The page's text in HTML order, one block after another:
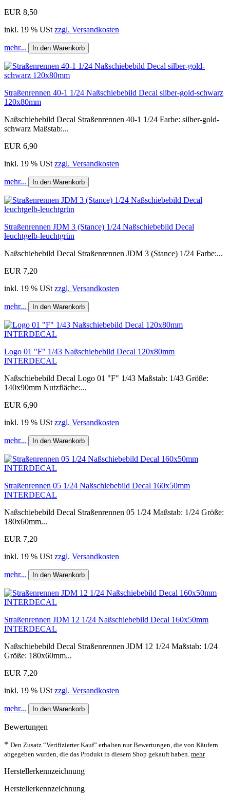
EUR 8,50
inkl. 19 % USt zzgl. Versandkosten
mehr... In den Warenkorb
Straßenrennen 40-1 1/24 Naßschiebebild Decal silber-gold-schwarz
120x80mm
Naßschiebebild Decal Straßenrennen 40-1 1/24 Farbe: silber-gold-
schwarz Maßstab:...
EUR 6,90
inkl. 19 % USt zzgl. Versandkosten
mehr... In den Warenkorb
Straßenrennen JDM 3 (Stance) 1/24 Naßschiebebild Decal
leuchtgelb-leuchtgrün
Naßschiebebild Decal Straßenrennen JDM 3 (Stance) 1/24 Farbe:...
EUR 7,20
inkl. 19 % USt zzgl. Versandkosten
mehr... In den Warenkorb
Logo 01 "F" 1/43 Naßschiebebild Decal 120x80mm
INTERDECAL
Naßschiebebild Decal Logo 01 "F" 1/43 Maßstab: 1/43 Größe:
140x90mm Nutzfläche:...
EUR 6,90
inkl. 19 % USt zzgl. Versandkosten
mehr... In den Warenkorb
Straßenrennen 05 1/24 Naßschiebebild Decal 160x50mm
INTERDECAL
Naßschiebebild Decal Straßenrennen 05 1/24 Maßstab: 1/24 Größe:
180x60mm...
EUR 7,20
inkl. 19 % USt zzgl. Versandkosten
mehr... In den Warenkorb
Straßenrennen JDM 12 1/24 Naßschiebebild Decal 160x50mm
INTERDECAL
Naßschiebebild Decal Straßenrennen JDM 12 1/24 Maßstab: 1/24
Größe: 180x60mm...
EUR 7,20
inkl. 19 % USt zzgl. Versandkosten
mehr... In den Warenkorb
Bewertungen
* Den Zusatz “Verifizierter Kauf” erhalten nur Bewertungen, die von Käufern
abgegeben wurden, die das Produkt in diesem Shop gekauft haben. mehr
Herstellerkennzeichnung
Herstellerkennzeichnung